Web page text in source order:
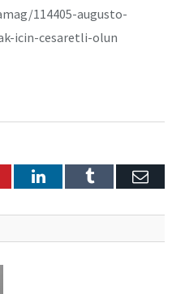
114405-augusto-
icin-cesaretli-olun
LinkedInTumblr E-